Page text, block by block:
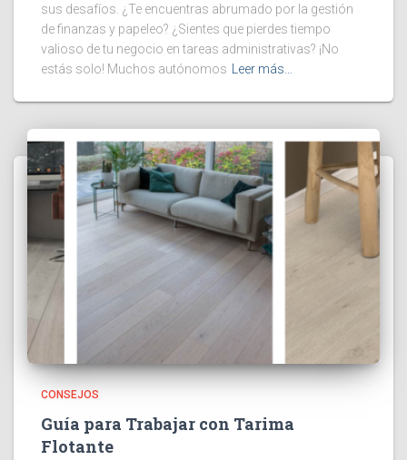
sus desafíos. ¿Te encuentras abrumado por la gestión
de finanzas y papeleo? ¿Sientes que pierdes tiempo
valioso de tu negocio en tareas administrativas? ¡No
estás solo! Muchos autónomos Leer más…
CONSEJOS
Guía para Trabajar con Tarima
Flotante